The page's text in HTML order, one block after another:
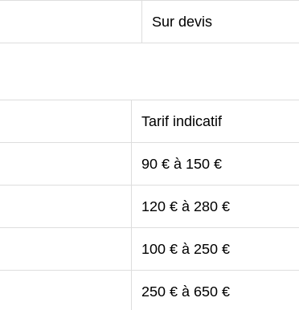
Sur devis
Tarif indicatif
90 € à 150 €
120 € à 280 €
100 € à 250 €
250 € à 650 €